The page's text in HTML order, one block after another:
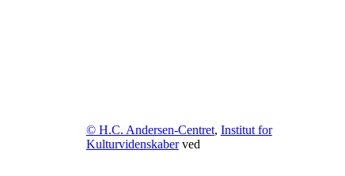
© H.C. Andersen-Centret, Institut for
Kulturvidenskaberved